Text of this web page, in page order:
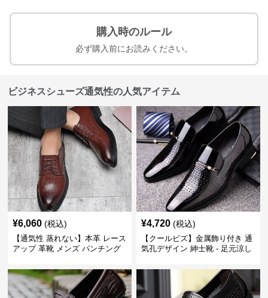
購入時のルール
必ず購入前にお読みください。
ビジネスシューズ通気性の人気アイテム
¥6,060 (税込)
【通気性 蒸れない】本革 レース
アップ 革靴 メンズ パンチング
い 営業
¥4,720 (税込)
【クールビズ】金属飾り付き 通
気孔デザイン 紳士靴 - 足元涼し